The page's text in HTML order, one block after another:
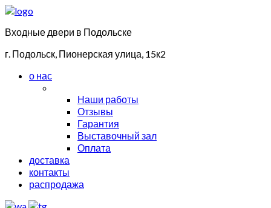
Входные двери в Подольске
г. Подольск, Пионерская улица, 15к2
о нас
Наши работы
Отзывы
Гарантия
Выставочный зал
Оплата
доставка
контакты
распродажа